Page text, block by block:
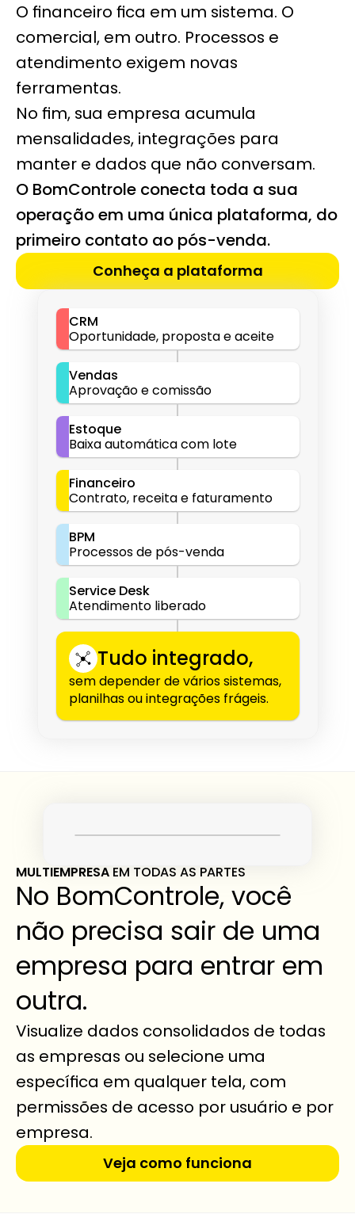
O financeiro fica em um sistema. O
comercial, em outro. Processos e
atendimento exigem novas
ferramentas.
No fim, sua empresa acumula
mensalidades, integrações para
manter e dados que não conversam.
O BomControle conecta toda a sua
operação em uma única plataforma, do
primeiro contato ao pós-venda.
Conheça a plataforma
CRM
Oportunidade, proposta e aceite
Vendas
Aprovação e comissão
Estoque
Baixa automática com lote
Financeiro
Contrato, receita e faturamento
BPM
Processos de pós-venda
Service Desk
Atendimento liberado
Tudo integrado,
sem depender de vários sistemas,
planilhas ou integrações frágeis.
MULTIEMPRESA EM TODAS AS PARTES
No BomControle, você
não precisa sair de uma
empresa para entrar em
outra.
Visualize dados consolidados de todas
as empresas ou selecione uma
específica em qualquer tela, com
permissões de acesso por usuário e por
empresa.
Veja como funciona